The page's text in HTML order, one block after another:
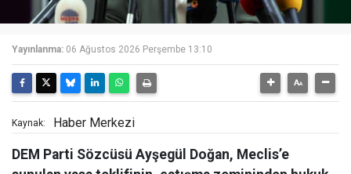
Yayınlanma: 06 Ağustos 2026 Perşembe 13:10
Kaynak: Haber Merkezi
DEM Parti Sözcüsü Ayşegül Doğan, Meclis’e